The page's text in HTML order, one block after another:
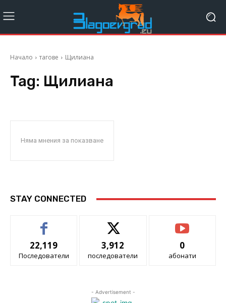
Начало тагове Щилиана
Tag: Щилиана
Няма мнения за показване
STAY CONNECTED
22,119
Последователи
3,912
последователи
0
абонати
- Advertisement -